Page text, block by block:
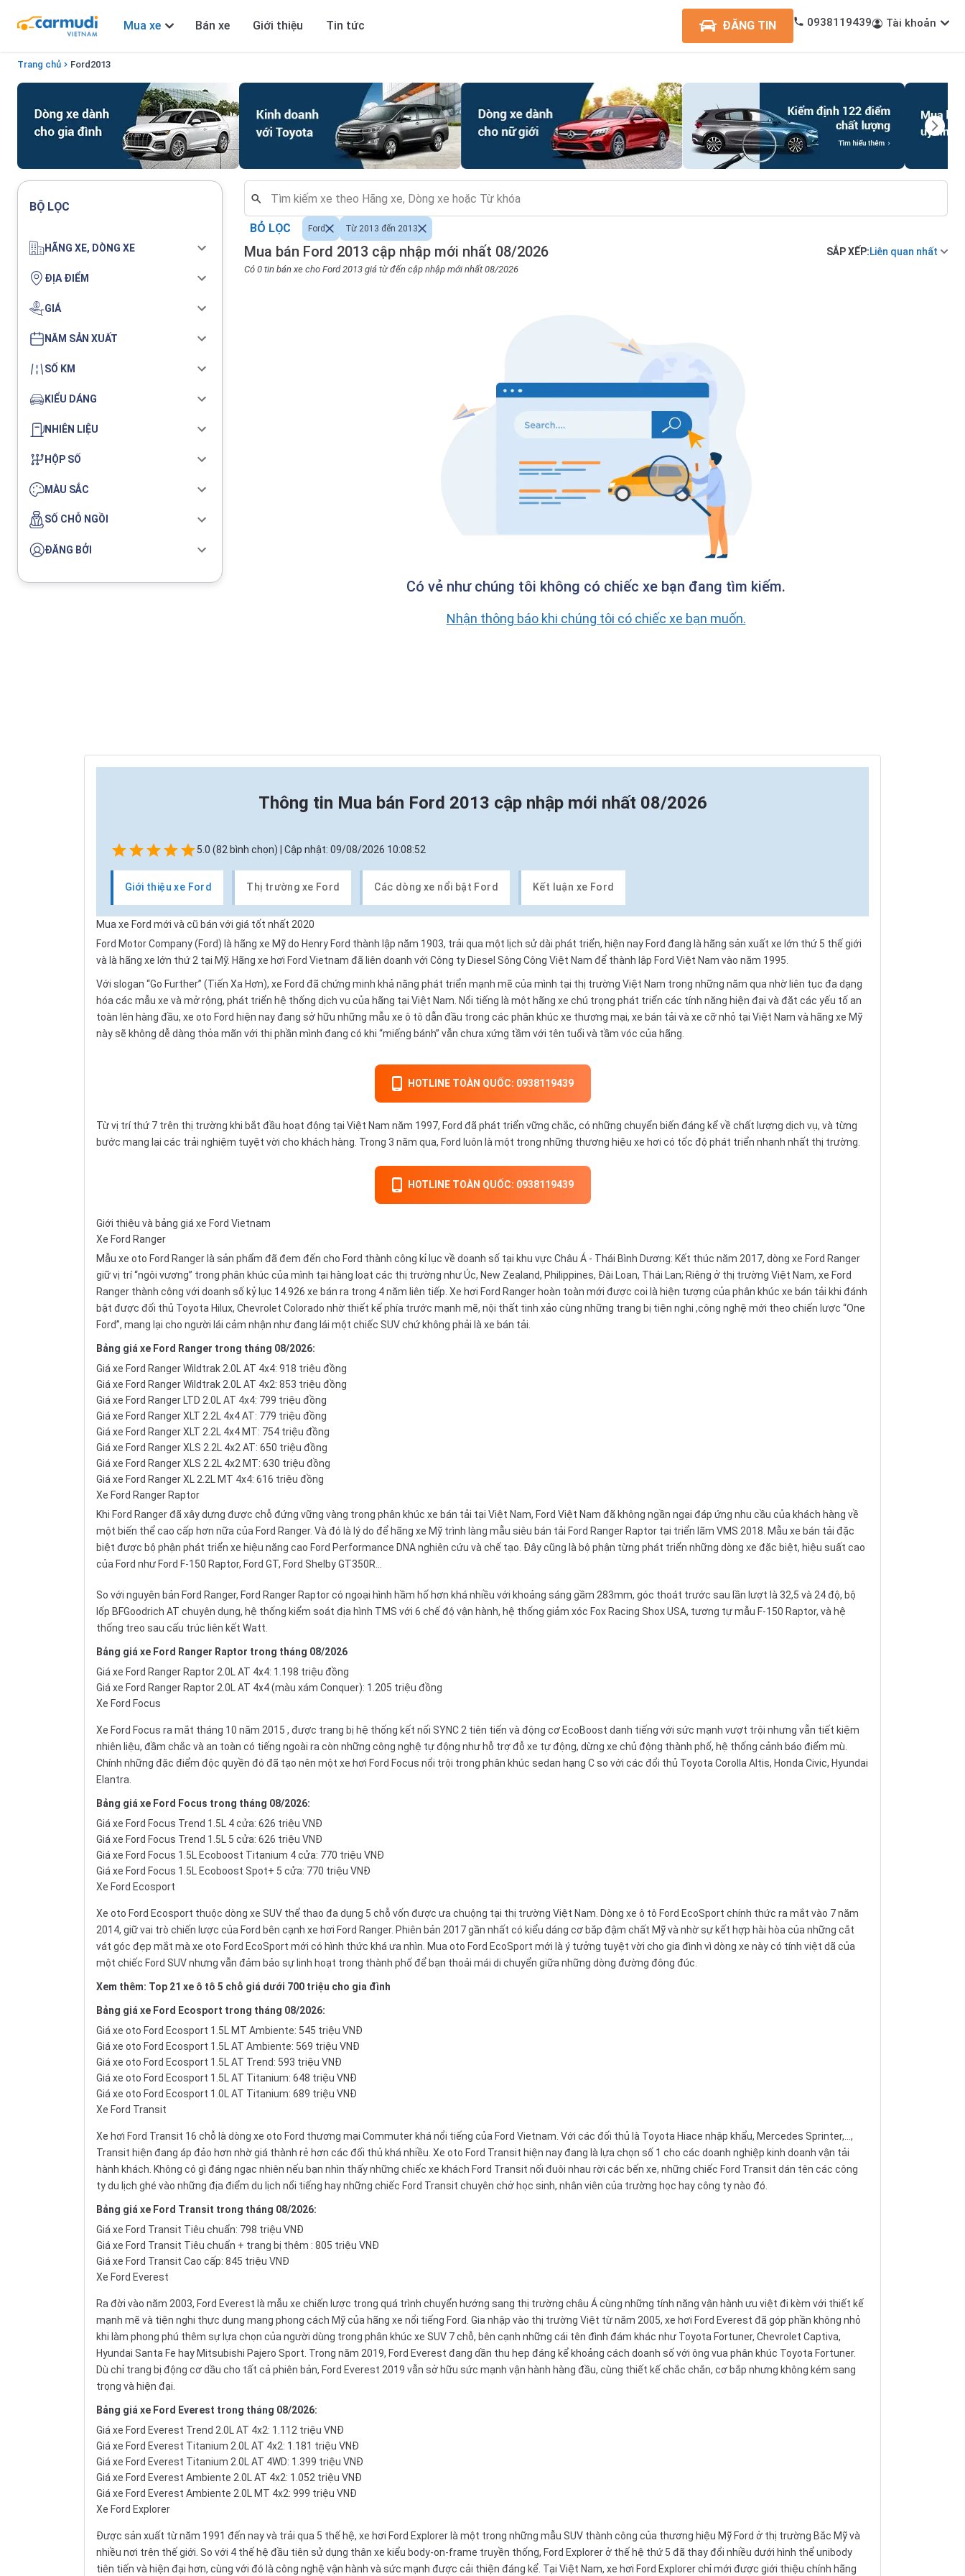
Mua xe Bán xe Giới thiệu Tin tức ĐĂNG TIN 0938119439 Tài khoản
Trang chủ Ford 2013
BỘ LỌC
HÃNG XE, DÒNG XE
ĐỊA ĐIỂM
GIÁ
NĂM SẢN XUẤT
SỐ KM
KIỂU DÁNG
NHIÊN LIỆU
HỘP SỐ
MÀU SẮC
SỐ CHỖ NGỒI
ĐĂNG BỞI
Mua bán Ford 2013 cập nhập mới nhất 08/2026 SẮP XẾP:Liên quan nhất
Có 0 tin bán xe cho Ford 2013 giá từ đến cập nhập mới nhất 08/2026
BỎ LỌC Ford Từ 2013 đến 2013
Có vẻ như chúng tôi không có chiếc xe bạn đang tìm kiếm.
Nhận thông báo khi chúng tôi có chiếc xe bạn muốn.
Thông tin Mua bán Ford 2013 cập nhập mới nhất 08/2026
5.0 (82 bình chọn) | Cập nhật: 09/08/2026 10:08:52
Giới thiệu xe Ford Thị trường xe Ford Các dòng xe nổi bật Ford Kết luận xe Ford
Mua xe Ford mới và cũ bán với giá tốt nhất 2020
Ford Motor Company (Ford) là hãng xe Mỹ do Henry Ford thành lập năm 1903, trải qua một lịch sử dài phát triển, hiện nay Ford đang là hãng sản xuất xe lớn thứ 5 thế giới
và là hãng xe lớn thứ 2 tại Mỹ. Hãng xe hơi Ford Vietnam đã liên doanh với Công ty Diesel Sông Công Việt Nam để thành lập Ford Việt Nam vào năm 1995.
Với slogan “Go Further” (Tiến Xa Hơn), xe Ford đã chứng minh khả năng phát triển mạnh mẽ của mình tại thị trường Việt Nam trong những năm qua nhờ liên tục đa dạng
hóa các mẫu xe và mở rộng, phát triển hệ thống dịch vụ của hãng tại Việt Nam. Nổi tiếng là một hãng xe chú trọng phát triển các tính năng hiện đại và đặt các yếu tố an
toàn lên hàng đầu, xe oto Ford hiện nay đang sở hữu những mẫu xe ô tô dẫn đầu trong các phân khúc xe thương mại, xe bán tải và xe cỡ nhỏ tại Việt Nam và hãng xe Mỹ
này sẽ không dễ dàng thỏa mãn với thị phần mình đang có khi “miếng bánh” vẫn chưa xứng tầm với tên tuổi và tầm vóc của hãng.
HOTLINE TOÀN QUỐC: 0938119439
Từ vị trí thứ 7 trên thị trường khi bắt đầu hoạt động tại Việt Nam năm 1997, Ford đã phát triển vững chắc, có những chuyển biến đáng kể về chất lượng dịch vụ, và từng
bước mang lại các trải nghiệm tuyệt vời cho khách hàng. Trong 3 năm qua, Ford luôn là một trong những thương hiệu xe hơi có tốc độ phát triển nhanh nhất thị trường.
HOTLINE TOÀN QUỐC: 0938119439
Giới thiệu và bảng giá xe Ford Vietnam
Xe Ford Ranger
Mẫu xe oto Ford Ranger là sản phẩm đã đem đến cho Ford thành công kỉ lục về doanh số tại khu vực Châu Á - Thái Bình Dương: Kết thúc năm 2017, dòng xe Ford Ranger
giữ vị trí “ngôi vương” trong phân khúc của mình tại hàng loạt các thị trường như Úc, New Zealand, Philippines, Đài Loan, Thái Lan; Riêng ở thị trường Việt Nam, xe Ford
Ranger thành công với doanh số kỷ lục 14.926 xe bán ra trong 4 năm liên tiếp. Xe hơi Ford Ranger hoàn toàn mới được coi là hiện tượng của phân khúc xe bán tải khi đánh
bật được đối thủ Toyota Hilux, Chevrolet Colorado nhờ thiết kế phía trước mạnh mẽ, nội thất tinh xảo cùng những trang bị tiện nghi ,công nghệ mới theo chiến lược “One
Ford”, mang lại cho người lái cảm nhận như đang lái một chiếc SUV chứ không phải là xe bán tải
Bảng giá xe Ford Ranger trong tháng 08/2026:
Giá xe Ford Ranger Wildtrak 2.0L AT 4x4: 918 triệu đồng
Giá xe Ford Ranger Wildtrak 2.0L AT 4x2: 853 triệu đồng
Giá xe Ford Ranger LTD 2.0L AT 4x4: 799 triệu đồng
Giá xe Ford Ranger XLT 2.2L 4x4 AT: 779 triệu đồng
Giá xe Ford Ranger XLT 2.2L 4x4 MT: 754 triệu đồng
Giá xe Ford Ranger XLS 2.2L 4x2 AT: 650 triệu đồng
Giá xe Ford Ranger XLS 2.2L 4x2 MT: 630 triệu đồng
Giá xe Ford Ranger XL 2.2L MT 4x4: 616 triệu đồng
Xe Ford Ranger Raptor
Khi Ford Ranger đã xây dựng được chỗ đứng vững vàng trong phân khúc xe bán tải tại Việt Nam, Ford Việt Nam đã không ngần ngại đáp ứng nhu cầu của khách hàng về
một biến thể cao cấp hơn nữa của Ford Ranger. Và đó là lý do để hãng xe Mỹ trình làng mẫu siêu bán tải Ford Ranger Raptor tại triển lãm VMS 2018 . Mẫu xe bán tải đặc
biệt được bộ phận phát triển xe hiệu năng cao Ford Performance DNAnghiên cứu và chế tạo. Đây cũng là bộ phận từng phát triển những dòng xe đặc biệt, hiệu suất cao
của Ford như Ford F-150 Raptor, Ford GT, Ford Shelby GT350R...
So với nguyên bản Ford Ranger, Ford Ranger Raptor có ngoại hình hầm hố hơn khá nhiều với khoảng sáng gầm 283mm, góc thoát trước sau lần lượt là 32,5 và 24 độ, bộ
lốp BFGoodrich AT chuyên dụng, hệ thống kiểm soát địa hình TMS với 6 chế độ vận hành, hệ thống giảm xóc Fox Racing Shox USA, tương tự mẫu F-150 Raptor, và hệ
thống treo sau cấu trúc liên kết Watt.
Bảng giá xe Ford Ranger Raptor trong tháng 08/2026
Giá xe Ford Ranger Raptor 2.0L AT 4x4: 1.198 triệu đồng
Giá xe Ford Ranger Raptor 2.0L AT 4x4 (màu xám Conquer): 1.205 triệu đồng
Xe Ford Focus
Xe Ford Focus ra mắt tháng 10 năm 2015 , được trang bị hệ thống kết nối SYNC 2 tiên tiến và động cơ EcoBoost danh tiếng với sức mạnh vượt trội nhưng vẫn tiết kiệm
nhiên liệu, đầm chắc và an toàn có tiếng ngoài ra còn những công nghệ tự động như hỗ trợ đỗ xe tự động, dừng xe chủ động thành phố, hệ thống cảnh báo điểm mù.
Chính những đặc điểm độc quyền đó đã tạo nên một xe hơi Ford Focus nổi trội trong phân khúc sedan hạng C so với các đổi thủ Toyota Corolla Altis, Honda Civic, Hyundai
Elantra
Bảng giá xe Ford Focus trong tháng 08/2026:
Giá xe Ford Focus Trend 1.5L 4 cửa: 626 triệu VNĐ
Giá xe Ford Focus Trend 1.5L 5 cửa: 626 triệu VNĐ
Giá xe Ford Focus 1.5L Ecoboost Titanium 4 cửa: 770 triệu VNĐ
Giá xe Ford Focus 1.5L Ecoboost Spot+ 5 cửa: 770 triệu VNĐ
Xe Ford Ecosport
Xe oto Ford Ecosport thuộc dòng xe SUV thể thao đa dụng 5 chỗ vốn được ưa chuộng tại thị trường Việt Nam. Dòng xe ô tô Ford EcoSport chính thức ra mắt vào 7 năm
2014, giữ vai trò chiến lược của Ford bên cạnh xe hơi Ford Ranger. Phiên bản 2017 gần nhất có kiểu dáng cơ bắp đậm chất Mỹ và nhờ sự kết hợp hài hòa của những cắt
vát góc đẹp mắt mà xe oto Ford EcoSport mới có hình thức khá ưa nhìn. Mua oto Ford EcoSport mới là ý tưởng tuyệt vời cho gia đình vì dòng xe này có tính việt dã của
một chiếc Ford SUVnhưng vẫn đảm bảo sự linh hoạt trong thành phố để bạn thoải mái di chuyển giữa những dòng đường đông đúc.
Xem thêm: Top 21 xe ô tô 5 chỗ giá dưới 700 triệu cho gia đình
Bảng giá xe Ford Ecosport trong tháng 08/2026:
Giá xe oto Ford Ecosport 1.5L MT Ambiente: 545 triệu VNĐ
Giá xe oto Ford Ecosport 1.5L AT Ambiente: 569 triệu VNĐ
Giá xe oto Ford Ecosport 1.5L AT Trend: 593 triệu VNĐ
Giá xe oto Ford Ecosport 1.5L AT Titanium: 648 triệu VNĐ
Giá xe oto Ford Ecosport 1.0L AT Titanium: 689 triệu VNĐ
Xe Ford Transit
Xe hơi Ford Transit 16 chỗ là dòng xe oto Ford thương mại Commuter khá nổi tiếng của Ford Vietnam. Với các đối thủ là Toyota Hiace nhập khẩu, Mercedes Sprinter,...,
Transit hiện đang áp đảo hơn nhờ giá thành rẻ hơn các đối thủ khá nhiều. Xe oto Ford Transit hiện nay đang là lựa chọn số 1 cho các doanh nghiệp kinh doanh vận tải
hành khách. Không có gì đáng ngạc nhiên nếu bạn nhìn thấy những chiếc xe khách Ford Transit nối đuôi nhau rời các bến xe, những chiếc Ford Transit dán tên các công
ty du lịch ghé vào những địa điểm du lịch nổi tiếng hay những chiếc Ford Transit chuyên chở học sinh, nhân viên của trường học hay công ty nào đó.
Bảng giá xe Ford Transit trong tháng 08/2026:
Giá xe Ford Transit Tiêu chuẩn: 798 triệu VNĐ
Giá xe Ford Transit Tiêu chuẩn + trang bị thêm : 805 triệu VNĐ
Giá xe Ford Transit Cao cấp: 845 triệu VNĐ
Xe Ford Everest
Ra đời vào năm 2003, Ford Everest là mẫu xe chiến lược trong quá trình chuyển hướng sang thị trường châu Á cùng những tính năng vận hành ưu việt đi kèm với thiết kế
mạnh mẽ và tiện nghi thực dụng mang phong cách Mỹ của hãng xe nổi tiếng Ford. Gia nhập vào thị trường Việt từ năm 2005, xe hơi Ford Everest đã góp phần không nhỏ
khi làm phong phú thêm sự lựa chọn của người dùng trong phân khúc xe SUV 7 chỗ, bên cạnh những cái tên đình đám khác như Toyota Fortuner, Chevrolet Captiva,
Hyundai Santa Fe hayMitsubishi Pajero Sport . Trong năm 2019, Ford Everest đang dần thu hẹp đáng kể khoảng cách doanh số với ông vua phân khúc Toyota Fortuner.
Dù chỉ trang bị động cơ dầu cho tất cả phiên bản, Ford Everest 2019 vẫn sở hữu sức mạnh vận hành hàng đầu, cùng thiết kế chắc chắn, cơ bắp nhưng không kém sang
trọng và hiện đại.
Bảng giá xe Ford Everest trong tháng 08/2026:
Giá xe Ford Everest Trend 2.0L AT 4x2: 1.112 triệu VNĐ
Giá xe Ford Everest Titanium 2.0L AT 4x2: 1.181 triệu VNĐ
Giá xe Ford Everest Titanium 2.0L AT 4WD: 1.399 triệu VNĐ
Giá xe Ford Everest Ambiente 2.0L AT 4x2: 1.052 triệu VNĐ
Giá xe Ford Everest Ambiente 2.0L MT 4x2: 999 triệu VNĐ
Xe Ford Explorer
Được sản xuất từ năm 1991 đến nay và trải qua 5 thế hệ, xe hơi Ford Explorer là một trong những mẫu SUV thành công của thương hiệu Mỹ Ford ở thị trường Bắc Mỹ và
nhiều nơi trên thế giới. So với 4 thế hệ đầu tiên sử dụng thân xe kiểu body-on-frame truyền thống, Ford Explorer ở thế hệ thứ 5 đã thay đổi nhiều dưới hình thể unibody
tiên tiến và hiện đại hơn, cùng với đó là công nghệ vận hành và sức mạnh được cải thiện đáng kể. Tại Việt Nam, xe hơi Ford Explorer chỉ mới được giới thiệu chính hãng